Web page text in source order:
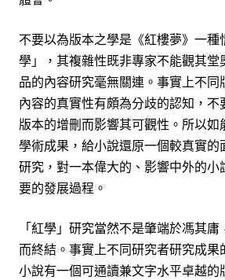
不要以為版本之學是《紅樓夢》一種
學」，其複雜性既非專家不能觀其堂
品的內容研究毫無關連。事實上不同
內容的真實性有頗為分歧的認知，
版本的增刪而影響其可觀性。所以如
學術成果，給小說還原一個較真實
研究，對一本偉大的、影響中外的小
要的發展過程。
「紅學」研究當然不是肇端於馮其
而終結。事實上不同研究者研究成果
小說有一個可通讀兼文字水平卓越的